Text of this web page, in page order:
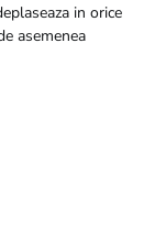
in orice
asemenea